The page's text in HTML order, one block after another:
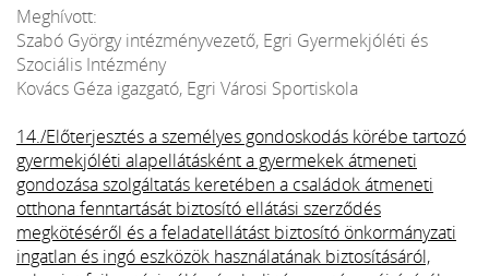
Meghívott:
Szabó György intézményvezető, Egri Gyermekjóléti és
Szociális Intézmény
Kovács Géza igazgató, Egri Városi Sportiskola
14./Előterjesztés a személyes gondoskodás körébe tartozó
gyermekjóléti alapellátásként a gyermekek átmeneti
gondozása szolgáltatás keretében a családok átmeneti
otthona fenntartását biztosító ellátási szerződés
megkötéséről és a feladatellátást biztosító önkormányzati
ingatlan és ingó eszközök használatának biztosításáról,